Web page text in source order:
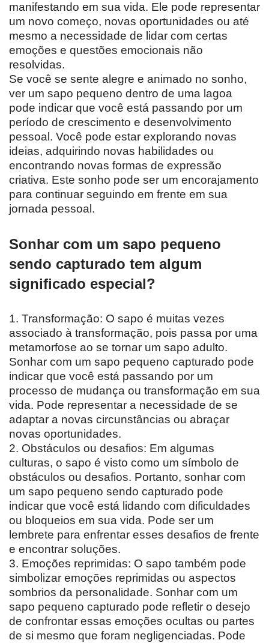
manifestando em sua vida. Ele pode representar
um novo começo, novas oportunidades ou até
mesmo a necessidade de lidar com certas
emoções e questões emocionais não
resolvidas.
Se você se sente alegre e animado no sonho,
ver um sapo pequeno dentro de uma lagoa
pode indicar que você está passando por um
período de crescimento e desenvolvimento
pessoal. Você pode estar explorando novas
ideias, adquirindo novas habilidades ou
encontrando novas formas de expressão
criativa. Este sonho pode ser um encorajamento
para continuar seguindo em frente em sua
jornada pessoal.
Sonhar com um sapo pequeno
sendo capturado tem algum
significado especial?
1. Transformação: O sapo é muitas vezes
associado à transformação, pois passa por uma
metamorfose ao se tornar um sapo adulto.
Sonhar com um sapo pequeno capturado pode
indicar que você está passando por um
processo de mudança ou transformação em sua
vida. Pode representar a necessidade de se
adaptar a novas circunstâncias ou abraçar
novas oportunidades.
2. Obstáculos ou desafios: Em algumas
culturas, o sapo é visto como um símbolo de
obstáculos ou desafios. Portanto, sonhar com
um sapo pequeno sendo capturado pode
indicar que você está lidando com dificuldades
ou bloqueios em sua vida. Pode ser um
lembrete para enfrentar esses desafios de frente
e encontrar soluções.
3. Emoções reprimidas: O sapo também pode
simbolizar emoções reprimidas ou aspectos
sombrios da personalidade. Sonhar com um
sapo pequeno capturado pode refletir o desejo
de confrontar essas emoções ocultas ou partes
de si mesmo que foram negligenciadas. Pode